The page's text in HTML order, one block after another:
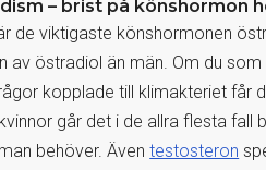
– brist på könshormon
de viktigaste könshormonen
av östradiol än män. Om du
kopplade till klimakteriet får
går det i de allra flesta
behöver. Äventestosteron